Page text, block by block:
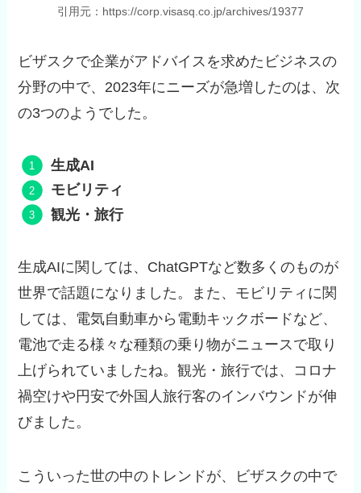
引用元：https://corp.visasq.co.jp/archives/19377
ビザスクで企業がアドバイスを求めたビジネスの
分野の中で、2023年にニーズが急増したのは、次
の3つのようでした。
生成AI
モビリティ
観光・旅行
生成AIに関しては、ChatGPTなど数多くのものが
世界で話題になりました。また、モビリティに関
しては、電気自動車から電動キックボードなど、
電池で走る様々な種類の乗り物がニュースで取り
上げられていましたね。観光・旅行では、コロナ
禍空けや円安で外国人旅行客のインバウンドが伸
びました。
こういった世の中のトレンドが、ビザスクの中で